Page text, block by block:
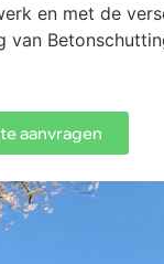
en met de
van
aanvragen